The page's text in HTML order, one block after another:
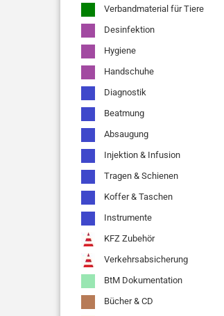
Verbandmaterial für Tiere
Desinfektion
Hygiene
Handschuhe
Diagnostik
Beatmung
Absaugung
Injektion & Infusion
Tragen & Schienen
Koffer & Taschen
Instrumente
KFZ Zubehör
Verkehrsabsicherung
BtM Dokumentation
Bücher & CD